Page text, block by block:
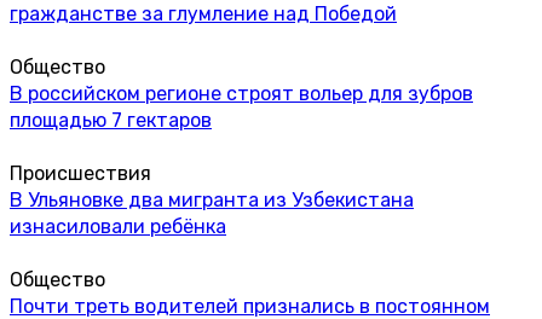
гражданстве за глумление над Победой
Общество
В российском регионе строят вольер для зубров
площадью 7 гектаров
Происшествия
В Ульяновке два мигранта из Узбекистана
изнасиловали ребёнка
Общество
Почти треть водителей признались в постоянном